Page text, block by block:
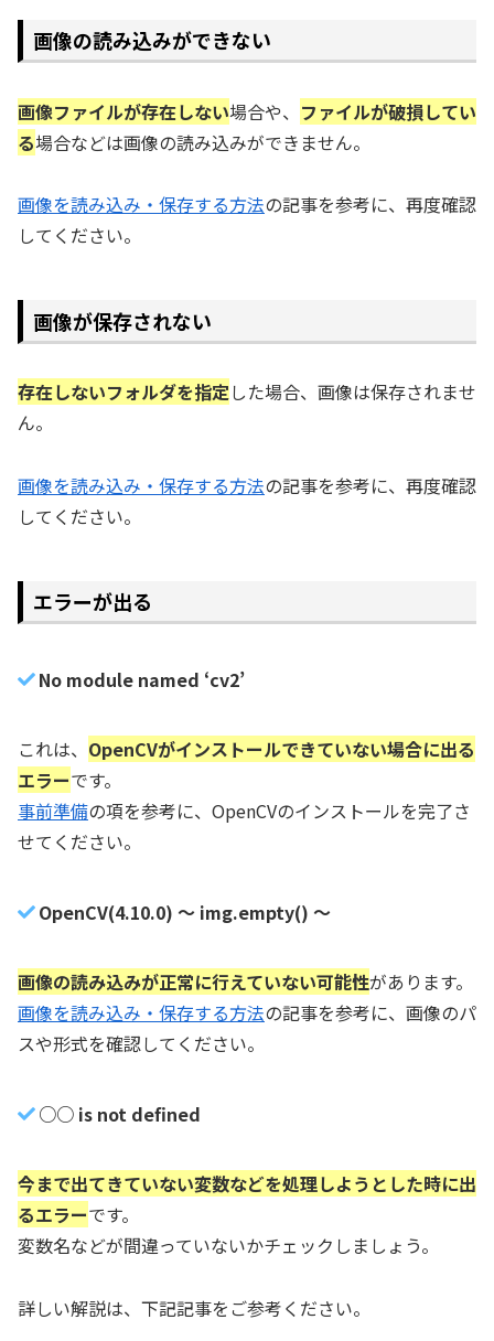
画像の読み込みができない
画像ファイルが存在しない場合や、 ファイルが破損してい
る場合などは画像の読み込みができません。
画像を読み込み・保存する方法の記事を参考に、再度確認
してください。
画像が保存されない
存在しないフォルダを指定した場合、画像は保存されませ
ん。
画像を読み込み・保存する方法の記事を参考に、再度確認
してください。
エラーが出る
No module named ‘cv2’
これは、 OpenCVがインストールできていない場合に出る
エラーです。
事前準備の項を参考に、OpenCVのインストールを完了さ
せてください。
OpenCV(4.10.0) ～ img.empty() ～
画像の読み込みが正常に行えていない可能性があります。
画像を読み込み・保存する方法の記事を参考に、画像のパ
スや形式を確認してください。
○○ is not defined
今まで出てきていない変数などを処理しようとした時に出
るエラーです。
変数名などが間違っていないかチェックしましょう。
詳しい解説は、下記記事をご参考ください。